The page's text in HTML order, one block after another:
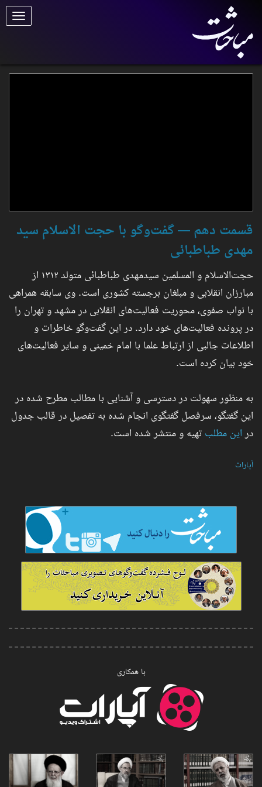
برای
تغییر
‌‌قسمت دهم — گفت‌وگو با حجت الاسلام سید
مهدی طباطبائی
حجت‌الاسلام و المسلمین سیدمهدی طباطبائی متولد ۱۳۱۲ از
مبارزان انقلابی و مبلغان برجسته کشوری است. وی سابقه همراهی
با نواب صفوی، محوریت فعالیت‌های انقلابی در مشهد و تهران را
در پرونده فعالیت‌های خود دارد. در این گفت‌وگو خاطرات و
اطلاعات جالبی از ارتباط علما با امام خمینی و سایر فعالیت‌های
خود بیان کرده است.
به منظور سهولت در دسترسی و آشنایی با مطالب مطرح شده در
این گفتگو، سرفصل گفتگوی انجام شده به تفصیل در قالب جدول
در این مطلب تهیه و منتشر شده است.
آپارات
با همکاری